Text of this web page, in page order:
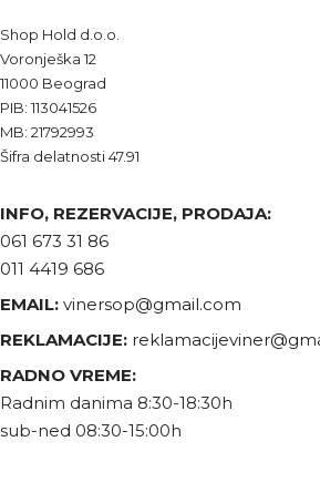
Shop Hold d.o.o.
Voronješka 12
11000 Beograd
PIB: 113041526
MB: 21792993
Šifra delatnosti 47.91
INFO, REZERVACIJE, PRODAJA:
061 673 31 86
011 4419 686
EMAIL: vinersop@gmail.com
REKLAMACIJE:
RADNO VREME:
Radnim danima 8:30-18:30h
sub-ned 08:30-15:00h